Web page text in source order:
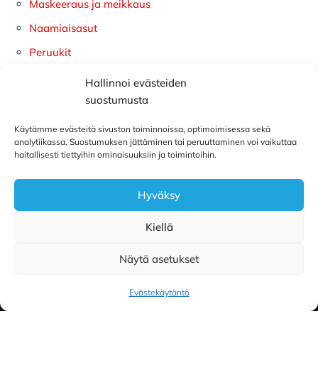
Hallinnoi evästeiden
suostumusta
Käytämme evästeitä sivuston toiminnoissa, optimoimisessa sekä
analytiikassa. Suostumuksen jättäminen tai peruuttaminen voi vaikuttaa
haitallisesti tiettyihin ominaisuuksiin ja toimintoihin.
Hyväksy
Kiellä
Näytä asetukset
Evästekäytäntö
Maskeeraus ja meikkaus
Naamiaisasut
Peruukit
Pilailu ja hauskat lahjat
Footer